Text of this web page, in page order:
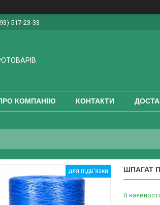
517-23-33
КОМПАНІЮ КОНТАКТИ
для підв'язки ШПАГАТ
В наявності